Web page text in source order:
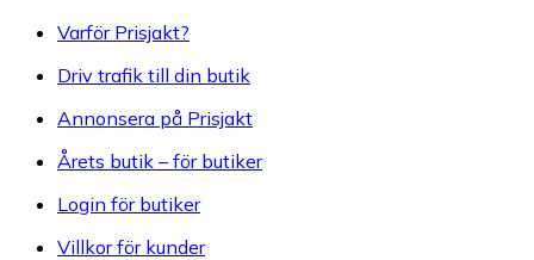
Varför Prisjakt?
Driv trafik till din butik
Annonsera på Prisjakt
Årets butik – för butiker
Login för butiker
Villkor för kunder